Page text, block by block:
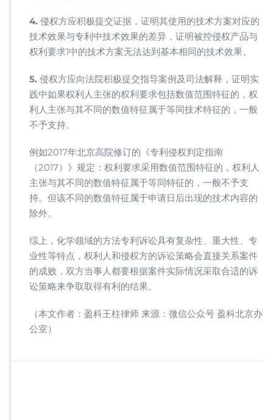
4. 侵权方应积极提交证据，证明其使用的技术方案对应的
技术效果与专利中技术效果的差异，证明被控侵权产品与
权利要求1中的技术方案无法达到基本相同的技术效果。
5. 侵权方应向法院积极提交指导案例及司法解释，证明实
践中如果权利人主张的权利要求包括数值范围特征的，权
利人主张与其不同的数值特征属于等同技术特征的，一般
不予支持。
例如2017年北京高院修订的《专利侵权判定指南
（2017）》规定：权利要求采用数值范围特征的，权利人
主张与其不同的数值特征属于等同特征的，一般不予支
持。但该不同的数值特征属于申请日后出现的技术内容的
除外。
综上，化学领域的方法专利诉讼具有复杂性、重大性、专
业性等特点，权利人和侵权方的诉讼策略会直接关系案件
的成败，双方当事人都要根据案件实际情况采取合适的诉
讼策略来争取取得有利的结果。
（本文作者：盈科王柱律师 来源：微信公众号 盈科北京办
公室）